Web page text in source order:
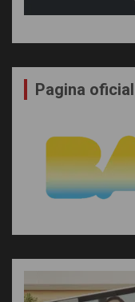
Pagina oficial